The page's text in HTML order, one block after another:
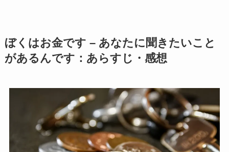
ぼくはお金です – あなたに聞きたいこと
があるんです：あらすじ・感想